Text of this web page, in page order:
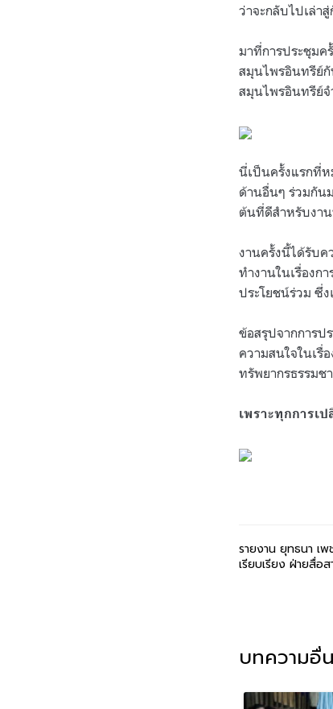
ว่าจะกลับไปเล่า
มาที่การประชุมค
สมุนไพรอินทรีย์กั
สมุนไพรอินทรีย์
นี่เป็นครั้งแรกที่ห
ด้านอื่นๆ ร่วมกัน
ต้นที่ดีสำหรับงา
งานครั้งนี้ได้รับค
ทำงานในเรื่องก
ประโยชน์ร่วม ซึ่
ข้อสรุปจากการป
ความสนใจในเรื่
ทรัพยากรธรรมช
เพราะทุกการเ
รายงาน ยุทธนา เ
เรียบเรียง ฝ่ายสื่อ
บทความอื่